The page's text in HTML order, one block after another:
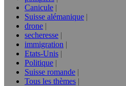
Canicule
Suisse alémanique
drone
secheresse
immigration
Etats-Unis
Politique
Suisse romande
Tous les thèmes